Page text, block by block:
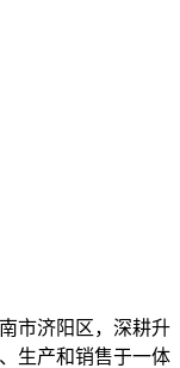
市济阳区，深耕升
生产和销售于一体